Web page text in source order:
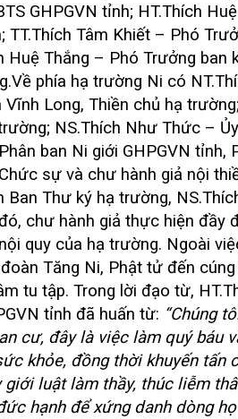
GHPGVN tỉnh; HT.Thích
TT.Thích Tâm Khiết – Phó
Thắng – Phó Trưởng ban
Về phía hạ trường Ni có
Vĩnh Long, Thiền chủ hạ
NS.Thích Như Thức –
ban Ni giới GHPGVN tỉnh,
sự và chư hành giả nội
Ban Thư ký hạ trường,
chư hành giả thực hiện đầy
quy của hạ trường. Ngoài
Tăng Ni, Phật tử đến
tu tập. Trong lời đạo từ,
tỉnh đã huấn từ: “Chúng
cư, đây là việc làm quý báu
khỏe, đồng thời khuyến tấn
giới luật làm thầy, thúc liễm
hạnh để xứng danh dòng họ